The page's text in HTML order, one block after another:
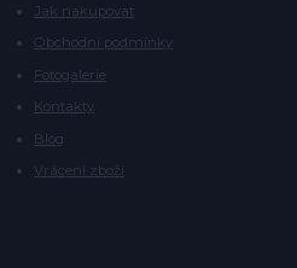
Jak nakupovat
Obchodní podmínky
Fotogalerie
Kontakty
Blog
Vrácení zboží